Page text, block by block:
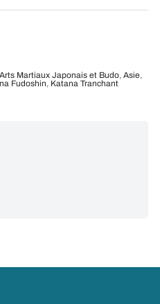
Arts Martiaux Japonais et Budo, Asie,
Fudoshin, Katana Tranchant